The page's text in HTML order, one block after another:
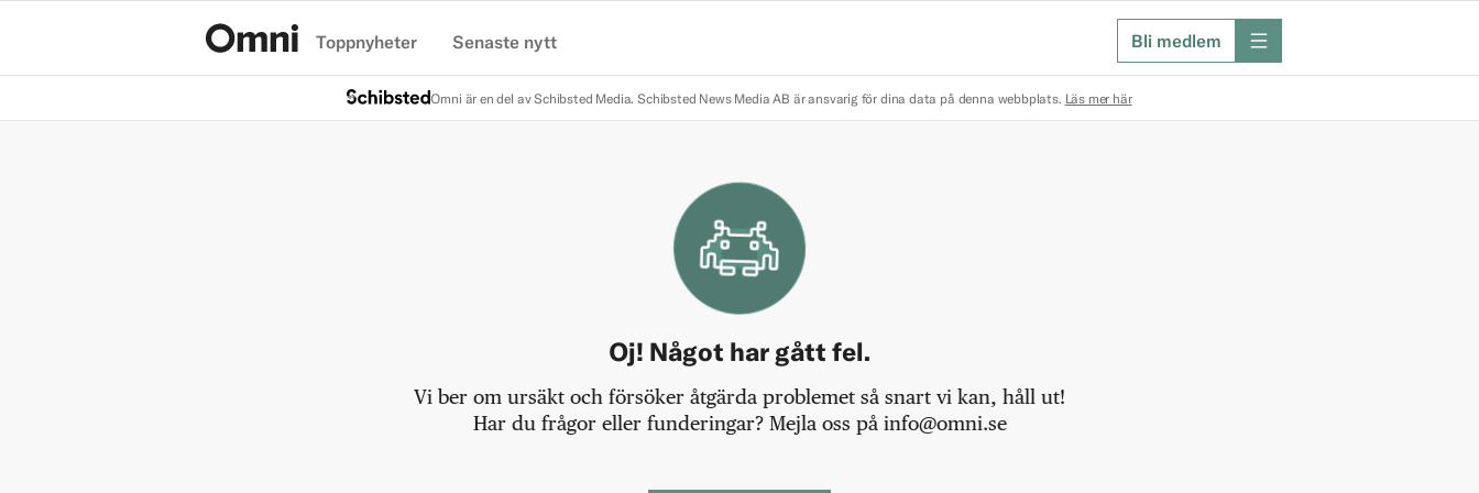
Toppnyheter Senaste nytt Bli medlem meny
Omni är en del av Schibsted Media. Schibsted News Media AB är ansvarig för dina data på denna webbplats. Läs mer här
Oj! Något har gått fel.
Vi ber om ursäkt och försöker åtgärda problemet så snart vi kan, håll ut!
Har du frågor eller funderingar? Mejla oss på info@omni.se